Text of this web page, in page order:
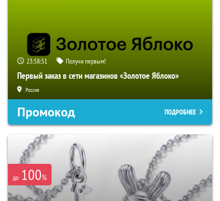
23:58:50 Получи первым!
Первый заказ в сети магазинов «Золотое Яблоко»
Россия
Промокод ПОДРОБНЕЕ
до 100%